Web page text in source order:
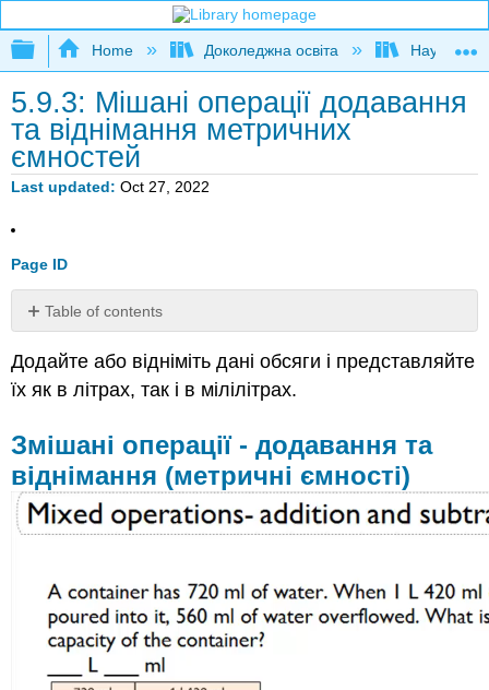
Expand/collapse global hierarchy
Home Доколеджна освіта Наука і
5.9.3: Мішані операції додавання
та віднімання метричних
ємностей
Last updated Oct 27, 2022
Page ID
Table of contents
операції
-
віднімання
(метричні
ємності)
Додайте або відніміть дані обсяги і представляйте
їх як в літрах, так і в мілілітрах.
Змішані операції - додавання та
віднімання (метричні ємності)